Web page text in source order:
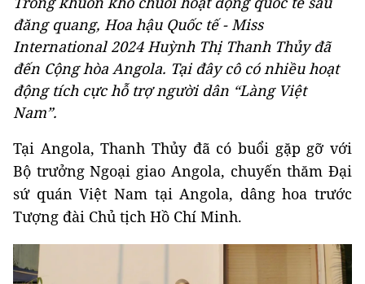
đăng quang, Hoa hậu Quốc tế - Miss
International 2024 Huỳnh Thị Thanh Thủy đã
đến Cộng hòa Angola. Tại đây cô có nhiều hoạt
động tích cực hỗ trợ người dân “Làng Việt
Nam”.
Tại Angola, Thanh Thủy đã có buổi gặp gỡ với
Bộ trưởng Ngoại giao Angola, chuyến thăm Đại
sứ quán Việt Nam tại Angola, dâng hoa trước
Tượng đài Chủ tịch Hồ Chí Minh.